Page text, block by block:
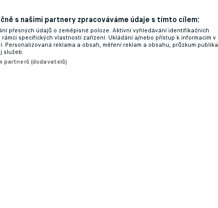
Bosna, Švédsko a Turecko
s našimi partnery zpracováváme údaje s tímto cílem:
přesných údajů o zeměpisné poloze. Aktivní vyhledávání identifikačních
rámci specifických vlastností zařízení. Ukládání a/nebo přístup k informacím v
Personalizovaná reklama a obsah, měření reklam a obsahu, průzkum publika
služeb.
partnerů (dodavatelů)